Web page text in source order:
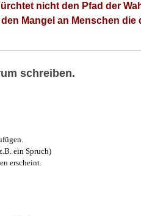
nicht den Pfad der
Mangel an Menschen die
schreiben.
ein Spruch)
erscheint.